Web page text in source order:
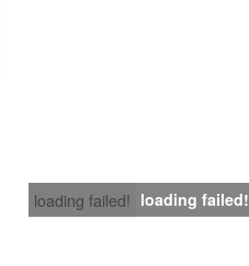
loading failed! loading failed!